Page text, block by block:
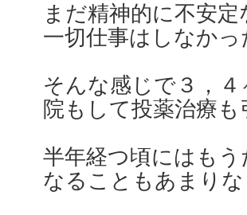
まだ精神的に不安
一切仕事はしなかっ
そんな感じで３，
院もして投薬治療
半年経つ頃にはも
なることもあまり